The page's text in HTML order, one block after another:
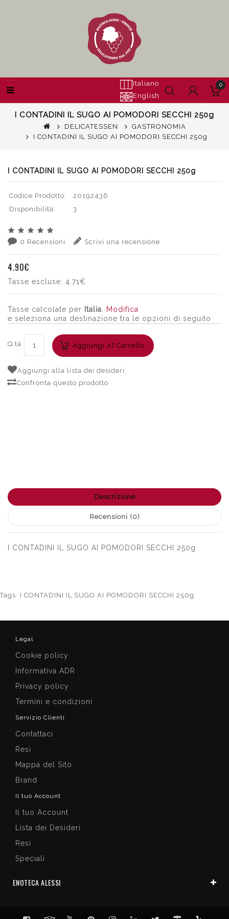
Italiano
English
0
I CONTADINI IL SUGO AI POMODORI SECCHI 250g
DELICATESSEN
GASTRONOMIA
I CONTADINI IL SUGO AI POMODORI SECCHI 250g
I CONTADINI IL SUGO AI POMODORI SECCHI 250g
Codice Prodotto:
20192436
Disponibilità:
3
0 Recensioni Scrivi una recensione
4.90€
Tasse escluse: 4.71€
Tasse calcolate per Italia
Modifica
e seleziona una destinazione tra le opzioni di seguito
Q.tà Aggiungi Al Carrello
Aggiungi alla lista dei desideri
Confronta questo prodotto
Descrizione
Recensioni (0)
I CONTADINI IL SUGO AI POMODORI SECCHI 250g
Tags: I CONTADINI IL SUGO AI POMODORI SECCHI 250g
Legal
Cookie policy
Informativa ADR
Privacy policy
Termini e condizioni
Servizio Clienti
Contattaci
Resi
Mappa del Sito
Brand
Il tuo Account
Il tuo Account
Lista dei Desideri
Resi
Speciali
ENOTECA ALESSI